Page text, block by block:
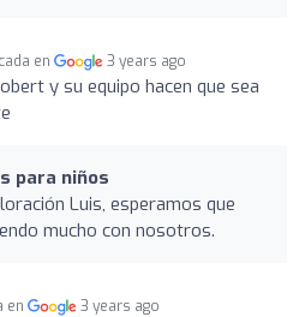
en 3 years ago
y su equipo hacen que sea
para niños
Luis, esperamos que
mucho con nosotros.
en 3 years ago